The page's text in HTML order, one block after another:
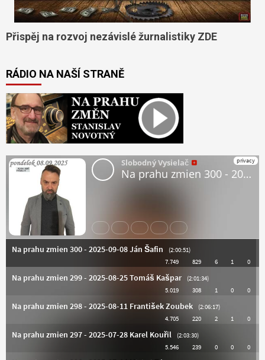
Přispěj na rozvoj nezávislé žurnalistiky ZDE
RÁDIO NA NAŠÍ STRANĚ